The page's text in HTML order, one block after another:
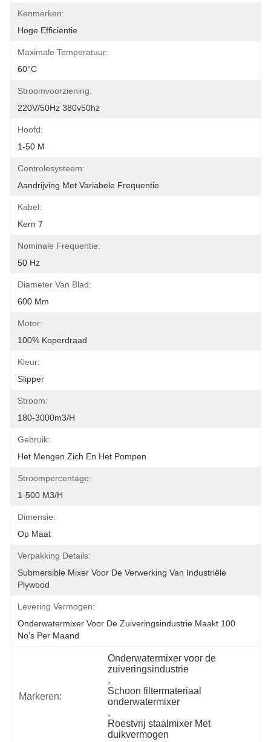
Kenmerken:
Hoge Efficiëntie
Maximale Temperatuur:
60°C
Stroomvoorziening:
220V/50Hz 380v50hz
Hoofd:
1-50 M
Controlesysteem:
Aandrijving Met Variabele Frequentie
Kabel:
Kern 7
Nominale Frequentie:
50 Hz
Diameter Van Blad:
600 Mm
Motor:
100% Koperdraad
Kleur:
Slipper
Stroom:
180-3000m3/h
Gebruik:
Het Mengen Zich En Het Pompen
Stroompercentage:
1-500 M3/h
Dimensie:
Op Maat
Verpakking Details:
Submersible Mixer Voor De Verwerking Van Industriële
Plywood
Levering Vermogen:
Onderwatermixer Voor De Zuiveringsindustrie Maakt 100
No's Per Maand
Markeren:
Onderwatermixer voor de
zuiveringsindustrie
,
Schoon filtermateriaal
onderwatermixer
,
Roestvrij staalmixer Met
duikvermogen